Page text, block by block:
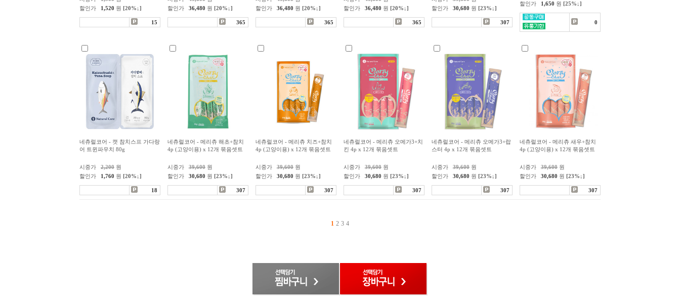
할인가 1,520 원 [20%↓]
15
할인가 36,480 원 [20%↓]
365
할인가 36,480 원 [20%↓]
365
할인가 36,480 원 [20%↓]
365
할인가 30,680 원 [23%↓]
307
할인가 1,650 원 [25%↓]
0
네츄럴코어 - 캣 참치스프 가다랑
어 트윈파우치 80g
시중가 2,200 원
할인가 1,760 원 [20%↓]
18
네츄럴코어 - 메리츄 해초+참치
4p (고양이용) x 12개 묶음셋트
시중가 39,600 원
할인가 30,680 원 [23%↓]
307
네츄럴코어 - 메리츄 치즈+참치
4p (고양이용) x 12개 묶음셋트
시중가 39,600 원
할인가 30,680 원 [23%↓]
307
네츄럴코어 - 메리츄 오메가3+치
킨 4p x 12개 묶음셋트
시중가 39,600 원
할인가 30,680 원 [23%↓]
307
네츄럴코어 - 메리츄 오메가3+랍
스터 4p x 12개 묶음셋트
시중가 39,600 원
할인가 30,680 원 [23%↓]
307
네츄럴코어 - 메리츄 새우+참치
4p (고양이용) x 12개 묶음셋트
시중가 39,600 원
할인가 30,680 원 [23%↓]
307
1 2 3 4